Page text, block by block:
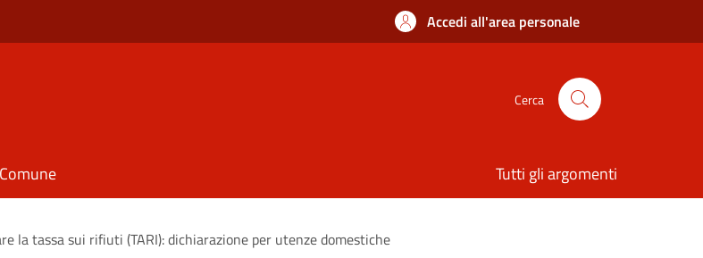
Accedi all'area personale
Cerca
Tutti gli argomenti
la tassa sui rifiuti (TARI): dichiarazione per utenze domestiche